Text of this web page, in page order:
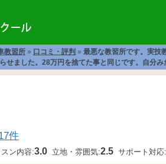
教習所 » 口コミ・評判 » 最悪な教習所です。実技
せました。28万円を捨てた事と同じです。自分
件
スン内容:3.0 立地・雰囲気:2.5 サポート対応: